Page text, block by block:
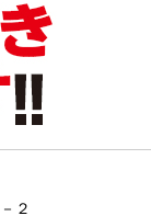
２